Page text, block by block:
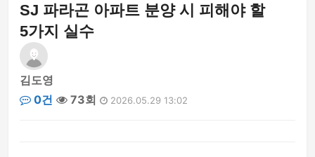
SJ 파라곤 아파트 분양 시 피해야 할
5가지 실수
김도영
0건
73회 2026.05.29 13:02